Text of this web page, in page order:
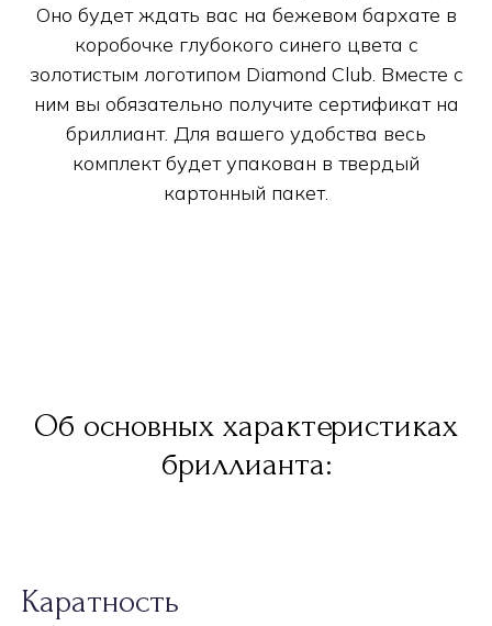
Оно будет ждать вас на бежевом бархате в
коробочке глубокого синего цвета с
золотистым логотипом Diamond Club. Вместе с
ним вы обязательно получите сертификат на
бриллиант. Для вашего удобства весь
комплект будет упакован в твердый
картонный пакет.
Об основных характеристиках
бриллианта:
Каратность